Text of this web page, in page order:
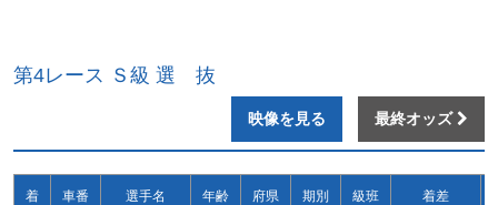
第4レース Ｓ級 選 抜
映像を見る 最終オッズ
着 車番 選手名 年齢 府県 期別 級班 着差